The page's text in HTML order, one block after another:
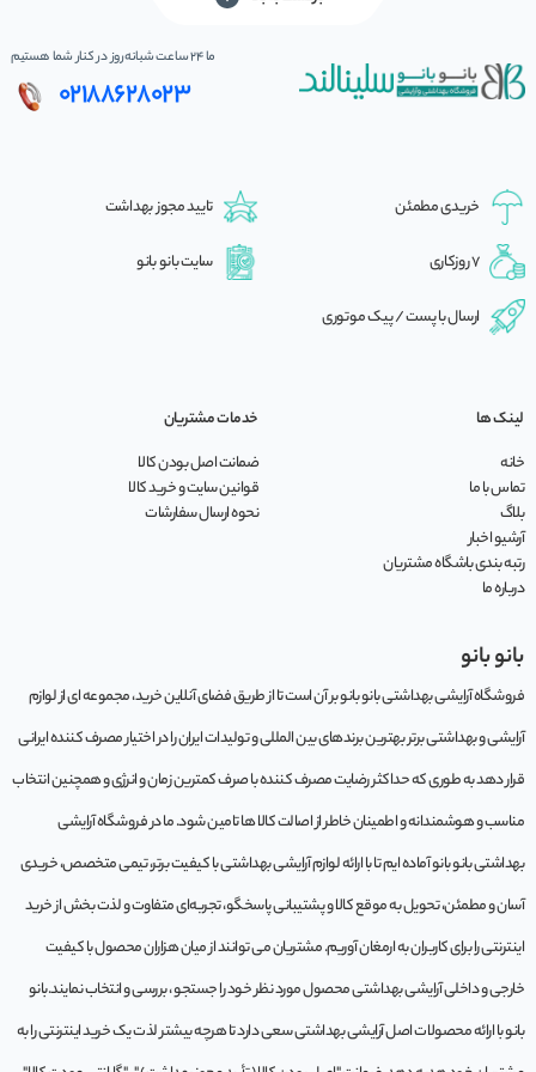
ما 24 ساعت شبانه‌روز در کنار شما هستیم
02188628023
خریدی مطمئن تایید مجوز بهداشت
7 روزکاری سایت بانو بانو
ارسال با پست / پیک موتوری
لینک ها
خانه
تماس با ما
بلاگ
آرشیو اخبار
رتبه بندی باشگاه مشتریان
درباره ما
خدمات مشتریان
ضمانت اصل بودن کالا
قوانین سایت و خرید کالا
نحوه ارسال سفارشات
بانو بانو
فروشگاه آرایشی بهداشتی بانو بانو بر آن است تا از طریق فضای آنلاین خرید، مجموعه‌ ای از لوازم
آرایشی و بهداشتی برتر بهترین برندهای بین المللی و تولیدات ایران را در اختیار مصرف کننده ایرانی
قرار دهد به طوری که حداکثر رضایت مصرف کننده با صرف کمترین زمان و انرژی و همچنین انتخاب
مناسب و هوشمندانه و اطمینان خاطر از اصالت کالا ها تامین شود. ما در فروشگاه آرایشی
بهداشتی بانو بانو آماده ایم تا با ارائه لوازم آرایشی بهداشتی با کیفیت برتر، تیمی متخصص، خریدی
آسان و مطمئن، تحویل به موقع کالا و پشتیبانی پاسخگو، تجربه‌ای متفاوت و لذت بخش از خرید
اینترنتی را برای کاربران به ارمغان آوریم. مشتريان می توانند از ميان هزاران محصول با کيفيت
خارجی و داخلی آرایشی بهداشتی محصول مورد نظر خود را جستجو ، بررسی و انتخاب نمايند.بانو
بانو با ارائه محصولات اصل آرایشی بهداشتی سعی دارد تا هرچه بیشتر لذت یک خرید اینترنتی را به